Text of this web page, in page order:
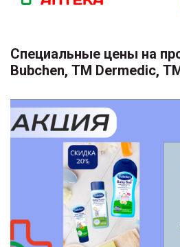
Специальные цены на
Bubchen, ТМ Dermedic,